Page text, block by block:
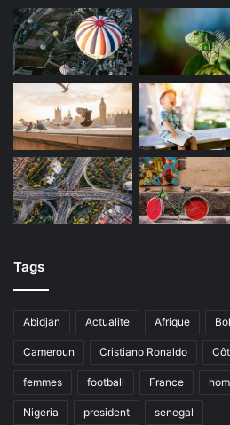
Tags
Abidjan Actualite Afrique
Cameroun Cristiano Ronaldo
femmes football France
Nigeria president senegal